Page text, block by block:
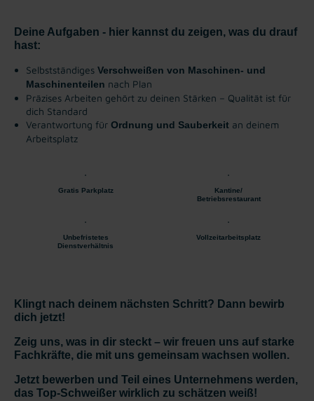
Deine Aufgaben - hier kannst du zeigen, was du drauf
hast:
Selbstständiges Verschweißen von Maschinen- und
Maschinenteilen nach Plan
Präzises Arbeiten gehört zu deinen Stärken – Qualität ist für
dich Standard
Verantwortung für Ordnung und Sauberkeit an deinem
Arbeitsplatz
Gratis Parkplatz
Kantine/
Betriebsrestaurant
Unbefristetes
Dienstverhältnis
Vollzeitarbeitsplatz
Klingt nach deinem nächsten Schritt? Dann bewirb
dich jetzt!
Zeig uns, was in dir steckt – wir freuen uns auf starke
Fachkräfte, die mit uns gemeinsam wachsen wollen.
Jetzt bewerben und Teil eines Unternehmens werden,
das Top-Schweißer wirklich zu schätzen weiß!